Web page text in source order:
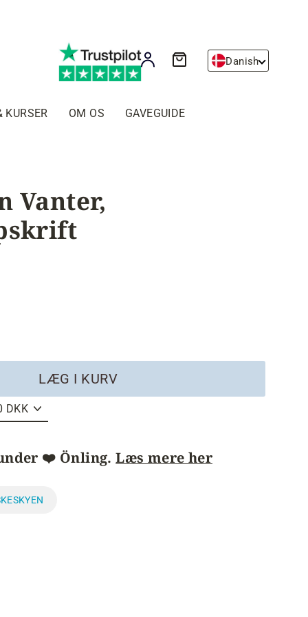
Log ind Danish
OM OS GAVEGUIDE
Vanter,
LÆG I KURV
❤️ Önling.Læs mere her